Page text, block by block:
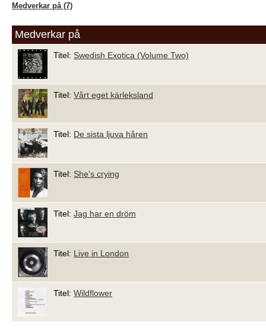
Medverkar på (7)
Medverkar på
Titel: Swedish Exotica (Volume Two)
Titel: Vårt eget kärleksland
Titel: De sista ljuva håren
Titel: She's crying
Titel: Jag har en dröm
Titel: Live in London
Titel: Wildflower